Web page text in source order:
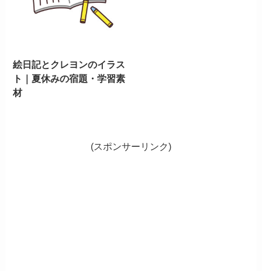
絵日記とクレヨンのイラス
ト｜夏休みの宿題・学習素
材
(スポンサーリンク)